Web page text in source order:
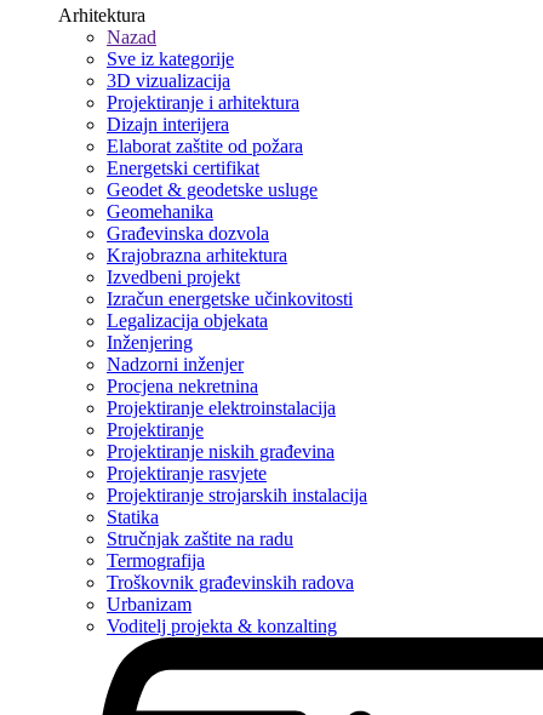
Arhitektura
Nazad
Sve iz kategorije
3D vizualizacija
Projektiranje i arhitektura
Dizajn interijera
Elaborat zaštite od požara
Energetski certifikat
Geodet & geodetske usluge
Geomehanika
Građevinska dozvola
Krajobrazna arhitektura
Izvedbeni projekt
Izračun energetske učinkovitosti
Legalizacija objekata
Inženjering
Nadzorni inženjer
Procjena nekretnina
Projektiranje elektroinstalacija
Projektiranje
Projektiranje niskih građevina
Projektiranje rasvjete
Projektiranje strojarskih instalacija
Statika
Stručnjak zaštite na radu
Termografija
Troškovnik građevinskih radova
Urbanizam
Voditelj projekta & konzalting